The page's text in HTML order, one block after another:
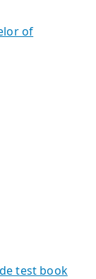
of
test book